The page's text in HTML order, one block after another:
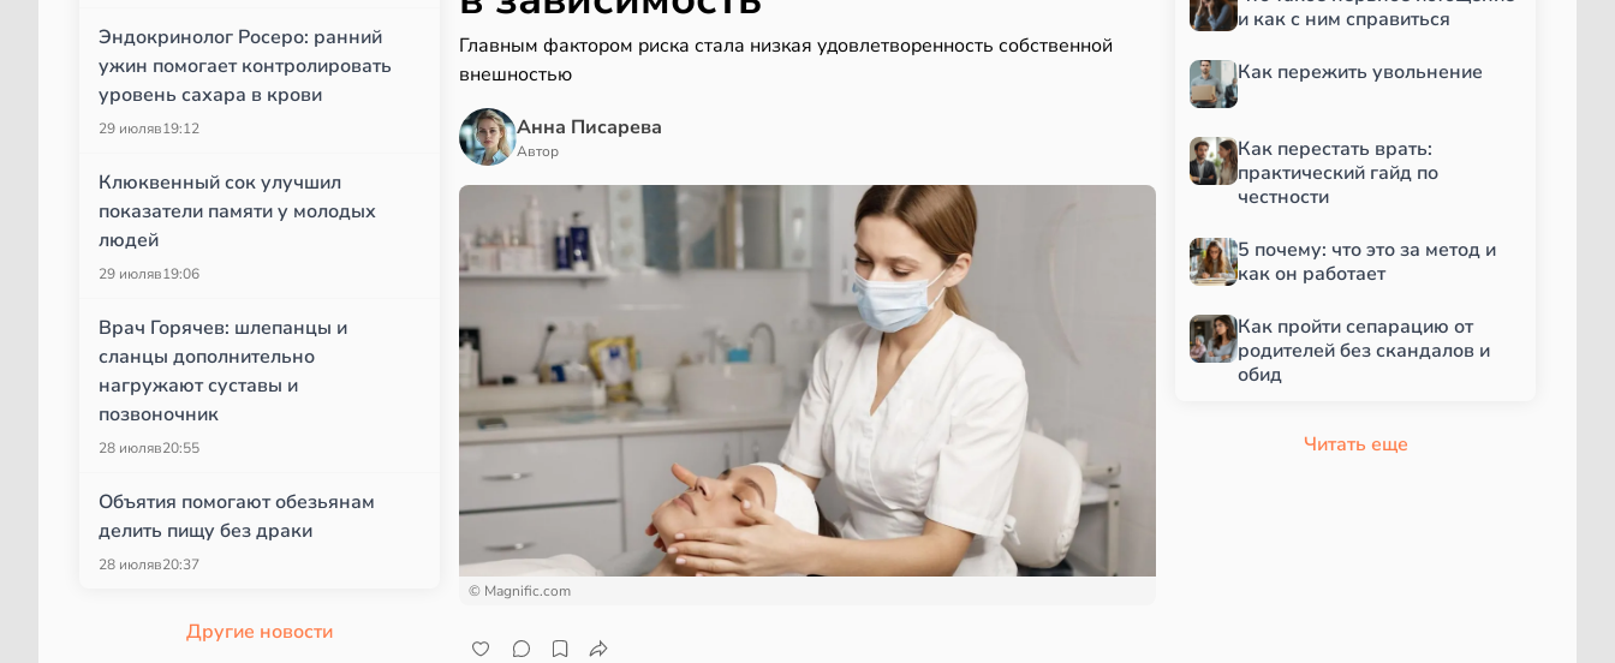
Эндокринолог Росеро: ранний
ужин помогает контролировать
уровень сахара в крови
29 июляв19:12
Клюквенный сок улучшил
показатели памяти у молодых
людей
29 июляв19:06
Врач Горячев: шлепанцы и
сланцы дополнительно
нагружают суставы и
позвоночник
28 июляв20:55
Объятия помогают обезьянам
делить пищу без драки
28 июляв20:37
Другие новости
Главным фактором риска стала низкая удовлетворенность собственной
внешностью
Анна Писарева
Автор
© Magnific.com
и как с ним справиться
Как пережить увольнение
Как перестать врать:
практический гайд по
честности
5 почему: что это за метод и
как он работает
Как пройти сепарацию от
родителей без скандалов и
обид
Читать еще